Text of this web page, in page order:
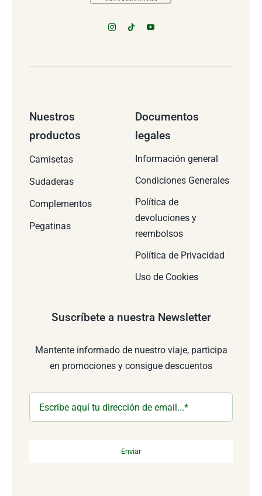
Nuestros
productos
Camisetas
Sudaderas
Complementos
Pegatinas
Documentos
legales
Información general
Condiciones Generales
Política de
devoluciones y
reembolsos
Política de Privacidad
Uso de Cookies
Suscríbete a nuestra Newsletter
Mantente informado de nuestro viaje, participa
en promociones y consigue descuentos
Enviar